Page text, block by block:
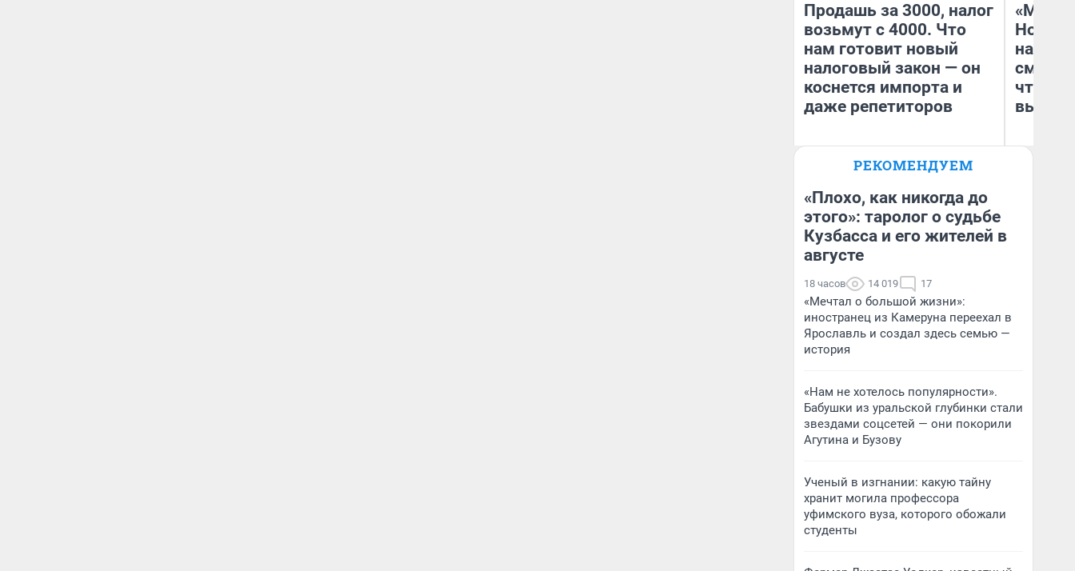
Продашь за 3000, налог
возьмут с 4000. Что
нам готовит новый
налоговый закон — он
коснется импорта и
даже репетиторов
Анастасия Завгородняя
«Мы
чтобы
РЕКОМЕНДУЕМ
«Плохо, как никогда до
этого»: таролог о судьбе
Кузбасса и его жителей в
августе
18 часов 14 019 17
«Мечтал о большой жизни»:
иностранец из Камеруна переехал в
Ярославль и создал здесь семью —
история
«Нам не хотелось популярности».
Бабушки из уральской глубинки стали
звездами соцсетей — они покорили
Агутина и Бузову
Ученый в изгнании: какую тайну
хранит могила профессора
уфимского вуза, которого обожали
студенты